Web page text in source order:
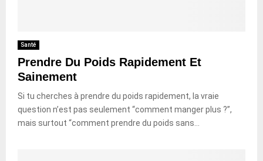
Santé
Prendre Du Poids Rapidement Et
Sainement
Si tu cherches à prendre du poids rapidement, la vraie
question n’est pas seulement “comment manger plus ?”,
mais surtout “comment prendre du poids sans...